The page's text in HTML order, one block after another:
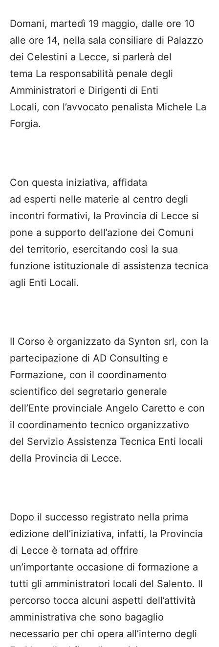
Domani, martedì 19 maggio, dalle ore 10
alle ore 14, nella sala consiliare di Palazzo
dei Celestini a Lecce, si parlerà del
tema La responsabilità penale degli
Amministratori e Dirigenti di Enti
Locali, con l’avvocato penalista Michele La
Forgia.
Con questa iniziativa, affidata
ad esperti nelle materie al centro degli
incontri formativi, la Provincia di Lecce si
pone a supporto dell’azione dei Comuni
del territorio, esercitando così la sua
funzione istituzionale di assistenza tecnica
agli Enti Locali.
Il Corso è organizzato da Synton srl, con la
partecipazione di AD Consulting e
Formazione, con il coordinamento
scientifico del segretario generale
dell’Ente provinciale Angelo Caretto e con
il coordinamento tecnico organizzativo
del Servizio Assistenza Tecnica Enti locali
della Provincia di Lecce.
Dopo il successo registrato nella prima
edizione dell’iniziativa, infatti, la Provincia
di Lecce è tornata ad offrire
un’importante occasione di formazione a
tutti gli amministratori locali del Salento. Il
percorso tocca alcuni aspetti dell’attività
amministrativa che sono bagaglio
necessario per chi opera all’interno degli